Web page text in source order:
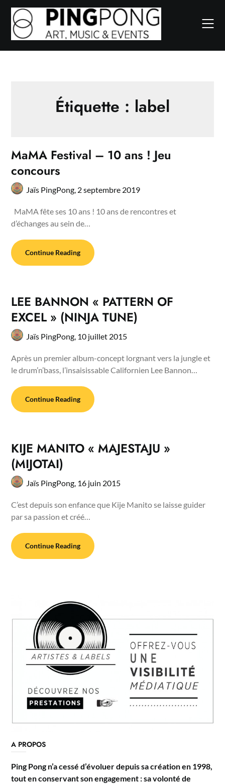
Skip
content
Étiquette : label
MaMA Festival – 10 ans ! Jeu
concours
Jaïs PingPong, 2 septembre 2019
MaMA fête ses 10 ans ! 10 ans de rencontres et
d’échanges au sein de…
Continue Reading
LEE BANNON « PATTERN OF
EXCEL » (NINJA TUNE)
Jaïs PingPong, 10 juillet 2015
Après un premier album-concept lorgnant vers la jungle et
le drum’n’bass, l’insaisissable Californien Lee Bannon…
Continue Reading
KIJE MANITO « MAJESTAJU »
(MIJOTAI)
Jaïs PingPong, 16 juin 2015
C’est depuis son enfance que Kije Manito se laisse guider
par sa passion et créé…
Continue Reading
A PROPOS
Ping Pong n’a cessé d’évoluer depuis sa création en 1998,
tout en conservant son engagement : sa volonté de